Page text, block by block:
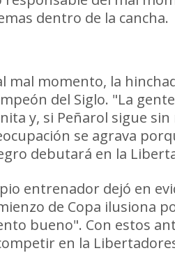
dentro de la cancha.
mal momento, la
del Siglo. "La
y, si Peñarol sigue
se agrava
debutará en la
entrenador dejó en
de Copa ilusiona
bueno". Con estos
en la